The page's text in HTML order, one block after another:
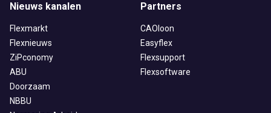
Nieuws kanalen
Flexmarkt
Flexnieuws
ZiPconomy
ABU
Doorzaam
NBBU
Partners
CAOloon
Easyflex
Flexsupport
Flexsoftware